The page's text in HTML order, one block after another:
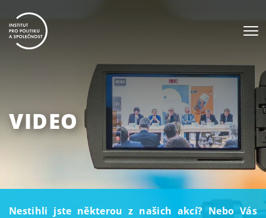
VIDEO
Nestihli jste některou z našich akcí? Nebo Vás